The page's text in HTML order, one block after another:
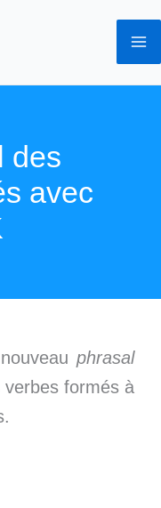
des
avec
phrasal
formés à